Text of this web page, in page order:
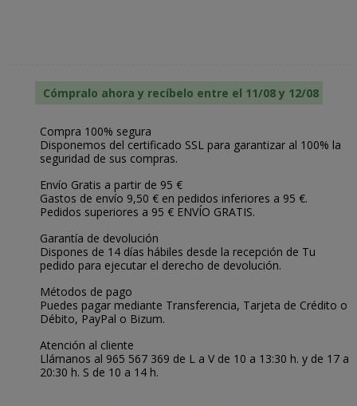
Cómpralo ahora y recíbelo entre el 11/08 y 12/08
Compra 100% segura
Disponemos del certificado SSL para garantizar al 100% la
seguridad de sus compras.
Envío Gratis a partir de 95 €
Gastos de envío 9,50 € en pedidos inferiores a 95 €.
Pedidos superiores a 95 € ENVÍO GRATIS.
Garantía de devolución
Dispones de 14 días hábiles desde la recepción de Tu
pedido para ejecutar el derecho de devolución.
Métodos de pago
Puedes pagar mediante Transferencia, Tarjeta de Crédito o
Débito, PayPal o Bizum.
Atención al cliente
Llámanos al 965 567 369 de L a V de 10 a 13:30 h. y de 17 a
20:30 h. S de 10 a 14 h.